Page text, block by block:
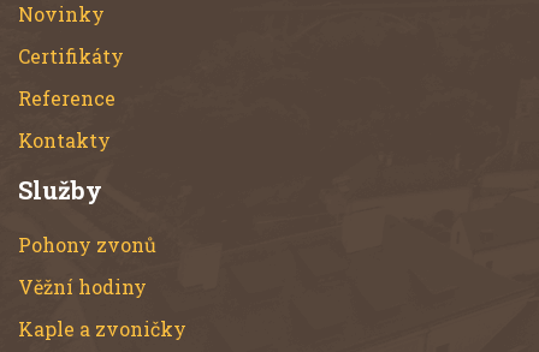
Novinky
Certifikáty
Reference
Kontakty
Služby
Pohony zvonů
Věžní hodiny
Kaple a zvoničky